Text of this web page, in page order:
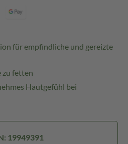
für empfindliche und gereizte
zu fetten
Hautgefühl bei
19949391